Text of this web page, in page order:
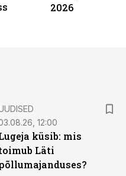
2026
12:00
küsib: mis
Läti